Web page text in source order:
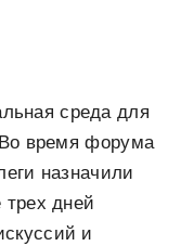
среда для
время форума
назначили
трех дней
и